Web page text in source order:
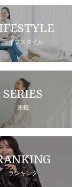
ライフスタイル
SERIES
連載
ランキング